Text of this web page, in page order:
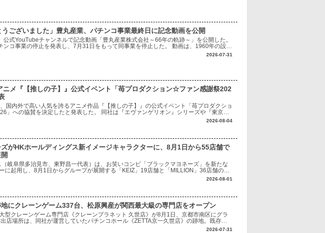
うございました」豊丸産業、パチンコ事業最終日に記念動画を公開
公式YouTubeチャンネルで記念動画「豊丸産業株式会社～66年の軌跡～」を公開した。
ンコ事業の停止を発表し、7月31日をもって同事業を停止した。 動画は、1960年の設立
2026-07-31
ニメ『【推しの子】』公式イベント「苺プロダクション☆ファン感謝祭202
国内外で高い人気を誇るアニメ作品『【推しの子】』の公式イベント「苺プロダクショ
」への協賛を決定したと発表した。 同社は『エヴァンゲリオン』シリーズや『東京喰
をはじめとする多彩な人気IPにおいて、作品の魅力を最大限に生かした遊技機化や商
2026-08-04
がHKホールディングス新イメージキャラクターに、8月1日から55店舗で
岐阜県多治見市、東野昌一代表）は、お笑いコンビ「ブラックマヨネーズ」を新たな
に起用し、8月1日からグループが展開する「KEIZ」19店舗と「MILLION」36店舗の計
2026-08-01
にクレーンゲーム337台、松原興産が関西最大級の専門店をオープン
型クレーンゲーム専門店《クレーンプラネット 久世店》が8月1日、京都市南区にグラ
店場所は、同社が運営していたパチンコホール《ZETTA京一久世店》の跡地。既存施
ホールから新たなアミューズメント業態へ転換する。 《クレーンプラネット 久世2026-07-31